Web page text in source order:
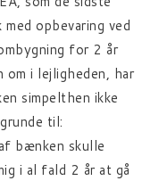
opbevaring ved
for 2 år
om i lejligheden, har
simpelthen ikke
til:
bænken skulle
i al fald 2 år at gå